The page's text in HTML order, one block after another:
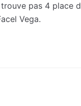
pas 4 place
Vega.